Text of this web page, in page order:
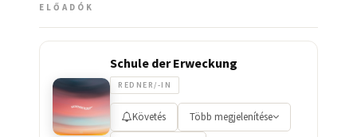
ELŐADÓK
Schule der Erweckung
REDNER/-IN
Követés Több megjelenítése